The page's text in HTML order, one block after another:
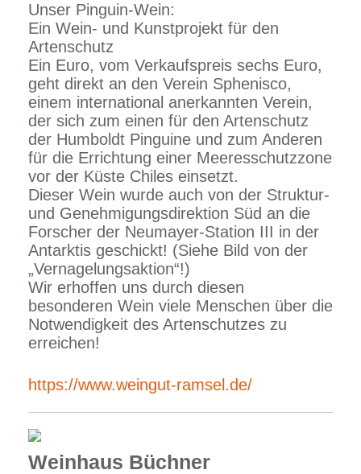
Unser Pinguin-Wein:
Ein Wein- und Kunstprojekt für den
Artenschutz
Ein Euro, vom Verkaufspreis sechs Euro,
geht direkt an den Verein Sphenisco,
einem international anerkannten Verein,
der sich zum einen für den Artenschutz
der Humboldt Pinguine und zum Anderen
für die Errichtung einer Meeresschutzzone
vor der Küste Chiles einsetzt.
Dieser Wein wurde auch von der Struktur-
und Genehmigungsdirektion Süd an die
Forscher der Neumayer-Station III in der
Antarktis geschickt! (Siehe Bild von der
„Vernagelungsaktion“!)
Wir erhoffen uns durch diesen
besonderen Wein viele Menschen über die
Notwendigkeit des Artenschutzes zu
erreichen!
https://www.weingut-ramsel.de/
Weinhaus Büchner